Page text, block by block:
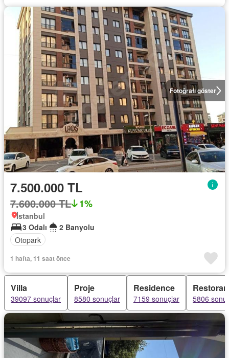
Fotoğrafı göster
7.500.000 TL
7.600.000 TL 1%
İstanbul
3 Odalı
2 Banyolu
Otopark
1 hafta, 11 saat önce
Villa
39097 sonuçlar
Proje
8580 sonuçlar
Residence
7159 sonuçlar
Restoran
5806